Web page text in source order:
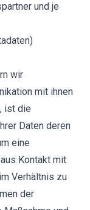
und je
wir
mit ihnen
ist die
Daten deren
eine
Kontakt mit
Verhältnis zu
der